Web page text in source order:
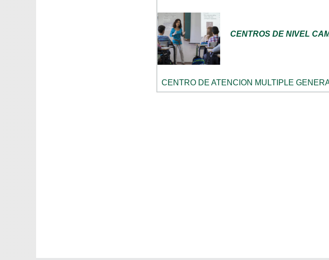
CENTROS DE NIVEL
CENTRO DE ATENCION MULTIPLE